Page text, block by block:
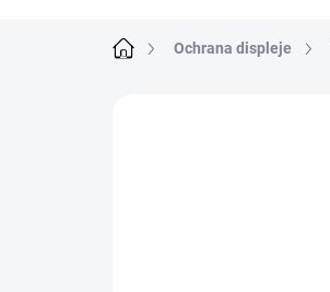
Domů Ochrana displeje